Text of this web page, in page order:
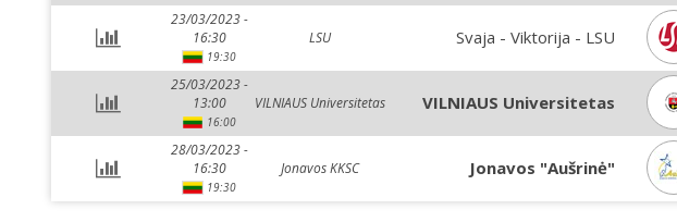
23/03/2023 -
16:30
19:30
LSU Svaja - Viktorija - LSU
25/03/2023 -
13:00
16:00
VILNIAUS Universitetas VILNIAUS Universitetas
28/03/2023 -
16:30
19:30
Jonavos KKSC Jonavos "Aušrinė"